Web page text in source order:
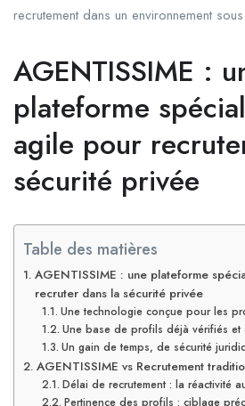
recrutement dans un environnement
AGENTISSIME :
plateforme
agile pour
sécurité privée
Table des matières
AGENTISSIME : une plateforme
recruter dans la sécurité privée
Une technologie conçue pour les
Une base de profils déjà vérifiés et
Un gain de temps, de sécurité
AGENTISSIME vs Recrutement
Délai de recrutement : la réactivité
Pertinence des profils : ciblage